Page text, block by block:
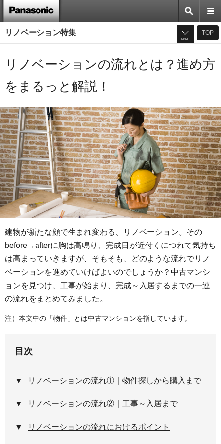
リノベーション特集
MENU
TOP
リノベーションの流れとは？進め方
をまるっと解説！
建物が新たな顔で生まれ変わる、リノベーション。その
before→afterに胸は高鳴り、完成日が近付くにつれて気持ち
は高まっていきますが、そもそも、どのような流れでリノ
ベーションを進めていけばよいのでしょうか？中古マンシ
ョンを見つけ、工事が始まり、完成～入居するまでの一連
の流れをまとめてみました。
注）本文中の「物件」とは中古マンションを指しています。
目次
リノベーションの流れ①｜物件探しから購入まで
リノベーションの流れ②｜工事～入居まで
リノベーションの流れにおけるポイント